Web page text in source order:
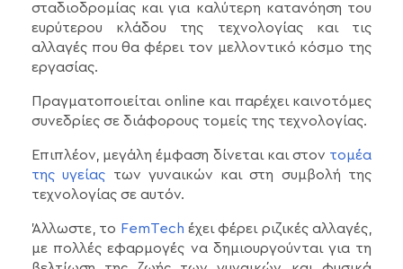
σταδιοδρομίας και για καλύτερη κατανόηση του
ευρύτερου κλάδου της τεχνολογίας και τις
αλλαγές που θα φέρει τον μελλοντικό κόσμο της
εργασίας.
Πραγματοποιείται online και παρέχει καινοτόμες
συνεδρίες σε διάφορους τομείς της τεχνολογίας.
Επιπλέον, μεγάλη έμφαση δίνεται και στον τομέα
της υγείας των γυναικών και στη συμβολή της
τεχνολογίας σε αυτόν.
Άλλωστε, το FemTech έχει φέρει ριζικές αλλαγές,
με πολλές εφαρμογές να δημιουργούνται για τη